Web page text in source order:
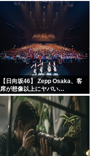
【日向坂46】 Zepp Osaka、客
席が想像以上にヤバい…